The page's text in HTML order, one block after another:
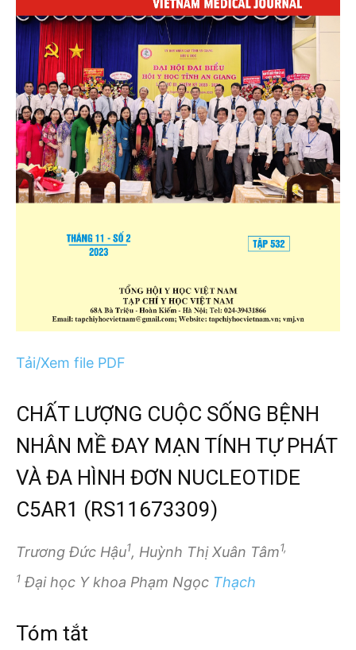
Tải/Xem file PDF
CHẤT LƯỢNG CUỘC SỐNG BỆNH
NHÂN MỀ ĐAY MẠN TÍNH TỰ PHÁT
VÀ ĐA HÌNH ĐƠN NUCLEOTIDE
C5AR1 (RS11673309)
Trương Đức Hậu1, Huỳnh Thị Xuân Tâm1,
1 Đại học Y khoa Phạm Ngọc Thạch
Tóm tắt